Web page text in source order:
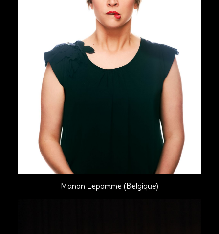
Manon Lepomme (Belgique)